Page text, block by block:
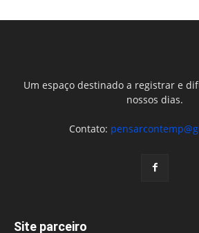
Um espaço destinado a registrar e
nossos dias.
Contato:
Site parceiro